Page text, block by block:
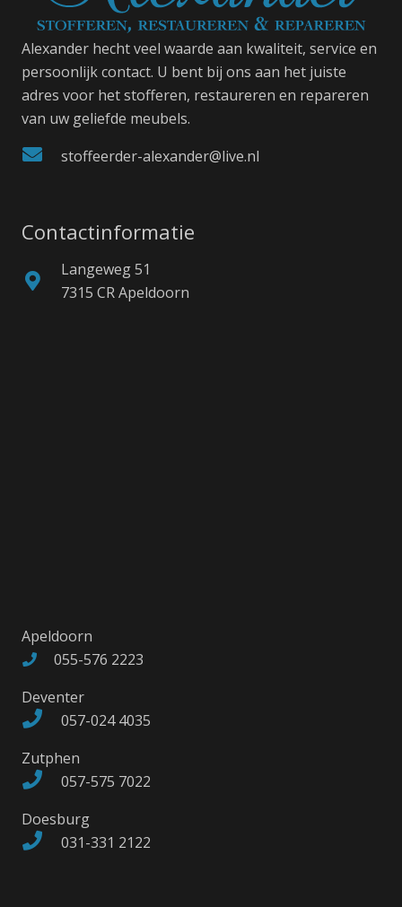
Alexander hecht veel waarde aan kwaliteit, service en
persoonlijk contact. U bent bij ons aan het juiste
adres voor het stofferen, restaureren en repareren
van uw geliefde meubels.
stoffeerder-alexander@live.nl
Contactinformatie
Langeweg 51
7315 CR Apeldoorn
Apeldoorn
055-576 2223
Deventer
057-024 4035
Zutphen
057-575 7022
Doesburg
031-331 2122